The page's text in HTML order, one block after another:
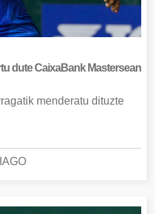
dute CaixaBank Mastersean
menderatu dituzte